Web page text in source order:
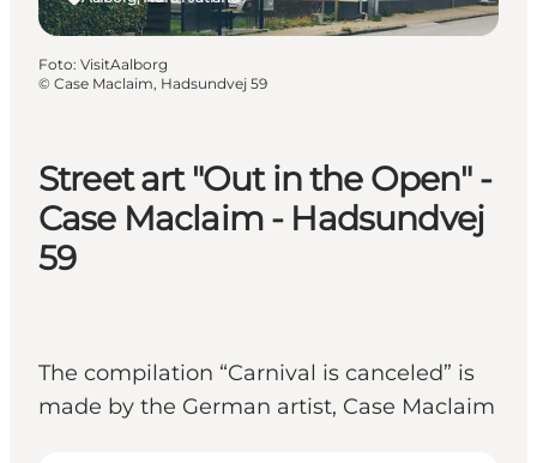
Street art "Out in the Open" -
Case Maclaim - Hadsundvej
59
The compilation “Carnival is canceled” is
made by the German artist, Case Maclaim
Foto: VisitAalborg
© Case Maclaim, Hadsundvej 59